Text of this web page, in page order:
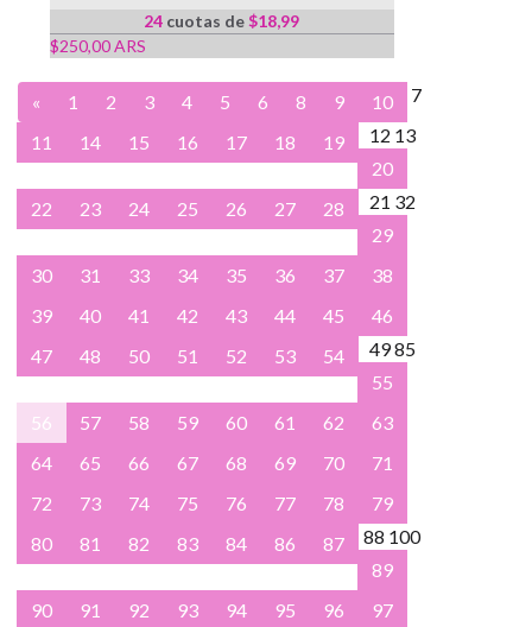
24 cuotas de$18,99
$250,00 ARS
« 1 2 3 4 5 6 7
8 9
10
11
12 13
14 15 16 17 18
19
20
21
22 23 24 25 26 27
28
29
30
31
32
33 34 35 36 37
38
39
40 41 42 43 44 45
46
47
48 49
50 51 52 53
54
55
56
57 58 59 60 61 62
63
64
65 66 67 68 69 70
71
72
73 74 75 76 77 78
79
80
81 82 83 84
85
86 87
88
89
90
91 92 93 94 95 96
97
100